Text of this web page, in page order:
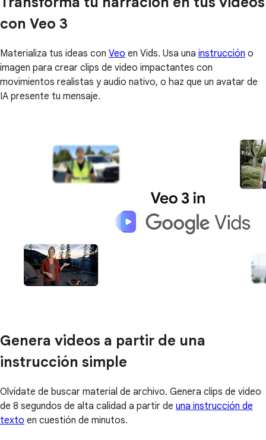
con Veo 3
Materializa tus ideas con Veo en Vids. Usa una instrucción o
imagen para crear clips de video impactantes con
movimientos realistas y audio nativo, o haz que un avatar de
IA presente tu mensaje.
Genera videos a partir de una
instrucción simple
Olvídate de buscar material de archivo. Genera clips de video
de 8 segundos de alta calidad a partir de una instrucción de
texto en cuestión de minutos.